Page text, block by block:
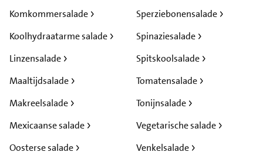
Komkommersalade
Koolhydraatarme salade
Linzensalade
Maaltijdsalade
Makreelsalade
Mexicaanse salade
Oosterse salade
Sperziebonensalade
Spinaziesalade
Spitskoolsalade
Tomatensalade
Tonijnsalade
Vegetarische salade
Venkelsalade